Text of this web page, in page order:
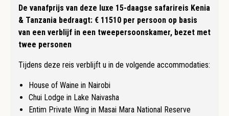
De vanafprijs van deze luxe 15-daagse safarireis Kenia
& Tanzania bedraagt: € 11510 per persoon op basis
van een verblijf in een tweepersoonskamer, bezet met
twee personen
Tijdens deze reis verblijft u in de volgende accommodaties:
House of Waine in Nairobi
Chui Lodge in Lake Naivasha
Entim Private Wing in Masai Mara National Reserve